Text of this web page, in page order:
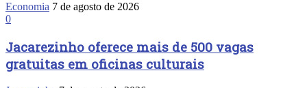
Economia 7 de agosto de 2026
0
Jacarezinho oferece mais de 500 vagas
gratuitas em oficinas culturais